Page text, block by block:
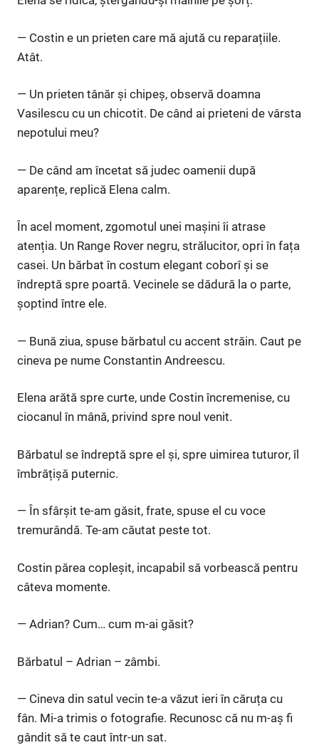
— Costin e un prieten care mă ajută cu reparațiile.
Atât.
— Un prieten tânăr și chipeș, observă doamna
Vasilescu cu un chicotit. De când ai prieteni de vârsta
nepotului meu?
— De când am încetat să judec oamenii după
aparențe, replică Elena calm.
În acel moment, zgomotul unei mașini îi atrase
atenția. Un Range Rover negru, strălucitor, opri în fața
casei. Un bărbat în costum elegant coborî și se
îndreptă spre poartă. Vecinele se dădură la o parte,
șoptind între ele.
— Bună ziua, spuse bărbatul cu accent străin. Caut pe
cineva pe nume Constantin Andreescu.
Elena arătă spre curte, unde Costin încremenise, cu
ciocanul în mână, privind spre noul venit.
Bărbatul se îndreptă spre el și, spre uimirea tuturor, îl
îmbrățișă puternic.
— În sfârșit te-am găsit, frate, spuse el cu voce
tremurândă. Te-am căutat peste tot.
Costin părea copleșit, incapabil să vorbească pentru
câteva momente.
— Adrian? Cum… cum m-ai găsit?
Bărbatul – Adrian – zâmbi.
— Cineva din satul vecin te-a văzut ieri în căruța cu
fân. Mi-a trimis o fotografie. Recunosc că nu m-aș fi
gândit să te caut într-un sat.